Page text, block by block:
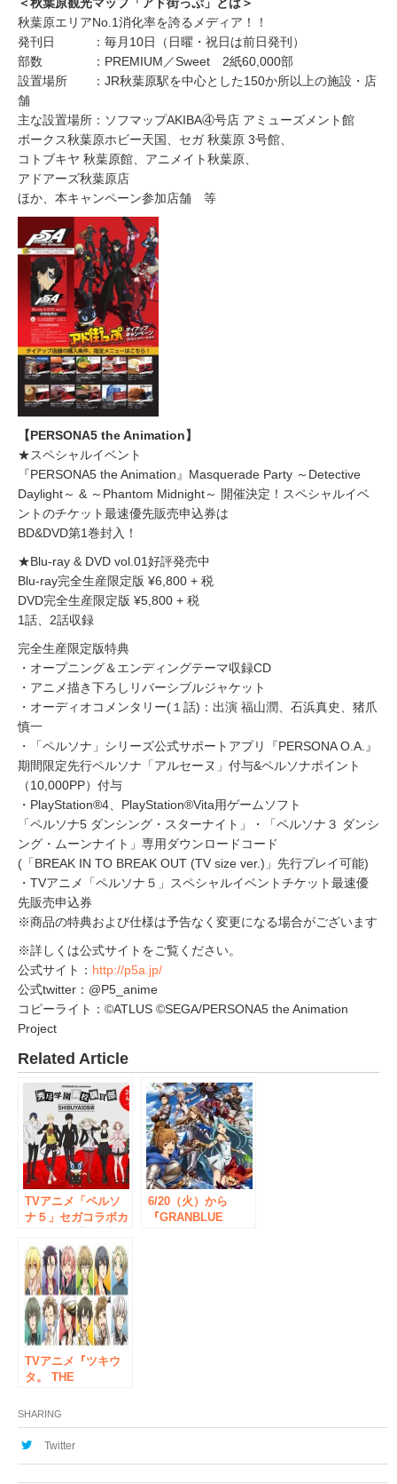
秋葉原エリアNo.1消化率を誇るメディア！！
発刊日 ：毎月10日（日曜・祝日は前日発刊）
部数 ：PREMIUM／Sweet 2紙60,000部
設置場所 ：JR秋葉原駅を中心とした150か所以上の施設・店
舗
主な設置場所：ソフマップAKIBA④号店 アミューズメント館
ボークス秋葉原ホビー天国、セガ 秋葉原 3号館、
コトブキヤ 秋葉原館、アニメイト秋葉原、
アドアーズ秋葉原店
ほか、本キャンペーン参加店舗 等
【PERSONA5 the Animation】
★スペシャルイベント
『PERSONA5 the Animation』Masquerade Party ～Detective
Daylight～ & ～Phantom Midnight～ 開催決定！スペシャルイベ
ントのチケット最速優先販売申込券は
BD&DVD第1巻封入！
★Blu-ray & DVD vol.01好評発売中
Blu-ray完全生産限定版 ¥6,800 + 税
DVD完全生産限定版 ¥5,800 + 税
1話、2話収録
完全生産限定版特典
・オープニング＆エンディングテーマ収録CD
・アニメ描き下ろしリバーシブルジャケット
・オーディオコメンタリー(１話)：出演 福山潤、石浜真史、猪爪
慎一
・「ペルソナ」シリーズ公式サポートアプリ『PERSONA O.A.』
期間限定先行ペルソナ「アルセーヌ」付与&ペルソナポイント
（10,000PP）付与
・PlayStation®4、PlayStation®Vita用ゲームソフト
「ペルソナ5 ダンシング・スターナイト」・「ペルソナ３ ダンシ
ング・ムーンナイト」専用ダウンロードコード
(「BREAK IN TO BREAK OUT (TV size ver.)」先行プレイ可能)
・TVアニメ「ペルソナ５」スペシャルイベントチケット最速優
先販売申込券
※商品の特典および仕様は予告なく変更になる場合がございます
※詳しくは公式サイトをご覧ください。
公式サイト： http://p5a.jp/
公式twitter：@P5_anime
コピーライト：©ATLUS ©SEGA/PERSONA5 the Animation
Project
Related Article
TVアニメ「ペルソ
ナ５」セガコラボカ
本日から
SHIBUYA109コラボ
ショップ取り扱い商
品通販開始！
6/20（火）から
『GRANBLUE
TVアニメ『ツキウ
タ。 THE
ドスマイル×アニメ
イトカフェ秋葉原の
コラボカフェが9月
SHARING
Twitter